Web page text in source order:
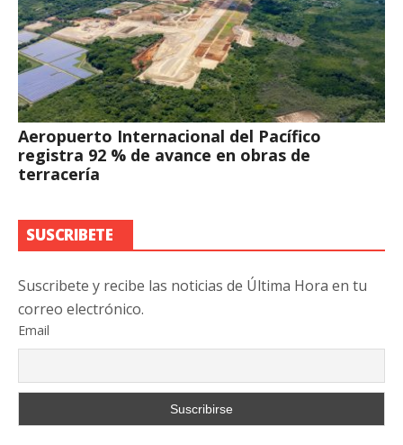
Aeropuerto Internacional del Pacífico
registra 92 % de avance en obras de
terracería
SUSCRIBETE
Suscribete y recibe las noticias de Última Hora en tu
correo electrónico.
Email